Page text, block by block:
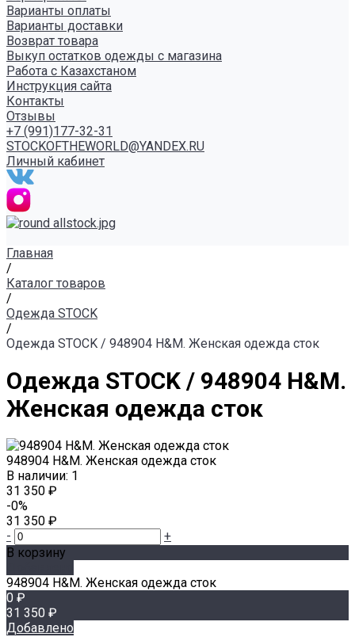
Варианты оплаты
Варианты доставки
Возврат товара
Выкуп остатков одежды с магазина
Работа с Казахстаном
Инструкция сайта
Контакты
Отзывы
+7 (991)177-32-31
STOCKOFTHEWORLD@YANDEX.RU
Личный кабинет
Главная
/
Каталог товаров
/
Одежда STOCK
/
Одежда STOCK / 948904 H&M. Женская одежда сток
Одежда STOCK / 948904 H&M.
Женская одежда сток
948904 H&M. Женская одежда сток
В наличии: 1
31 350 ₽
-0%
31 350 ₽
-
+
В корзину
948904 H&M. Женская одежда сток
0 ₽
31 350 ₽
Добавлено